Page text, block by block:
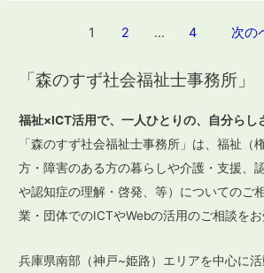
ナ
ビ
ゲ
ー
シ
ョ
ン
1 2 … 4 次の
「森のすず社会福祉士事務所」
福祉×ICT活用で、一人ひとりの、自分らし
「森のすず社会福祉士事務所」は、福祉（
方・障害のある方の暮らしや介護・支援、
や認知症の理解・啓発、等）についてのご
業・団体でのICTやWebの活用のご相談をお
兵庫県南部（神戸~姫路）エリアを中心に活